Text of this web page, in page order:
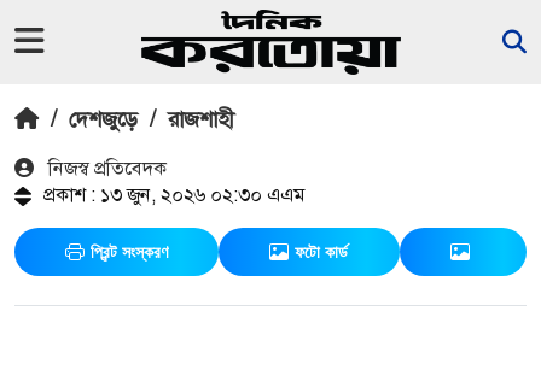
/ দেশজুড়ে / রাজশাহী
নিজস্ব প্রতিবেদক
প্রকাশ : ১৩ জুন, ২০২৬ ০২:৩০ এএম
প্রিন্ট সংস্করণ ফটো কার্ড